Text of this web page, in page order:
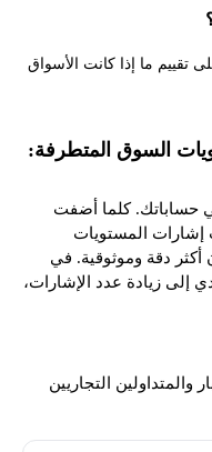
ما إذا كانت الأسواق
السوق المتطرفة:
حساباتك. كلما أضفت
إشارات المستويات
أكثر دقة وموثوقية. في
إلى زيادة عدد الإشارات،
والمتداولين التجاريين